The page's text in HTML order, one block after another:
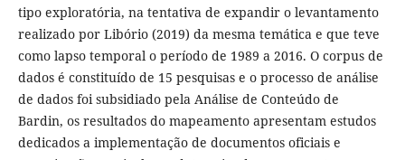
tipo exploratória, na tentativa de expandir o levantamento
realizado por Libório (2019) da mesma temática e que teve
como lapso temporal o período de 1989 a 2016. O corpus de
dados é constituído de 15 pesquisas e o processo de análise
de dados foi subsidiado pela Análise de Conteúdo de
Bardin, os resultados do mapeamento apresentam estudos
dedicados a implementação de documentos oficiais e